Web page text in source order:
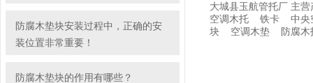
防腐木垫块安装过程中，正确的安
装位置非常重要！
防腐木垫块的作用有哪些？
大城县玉航管托厂 主营
空调木托 铁卡 中央
块 空调木垫 防腐